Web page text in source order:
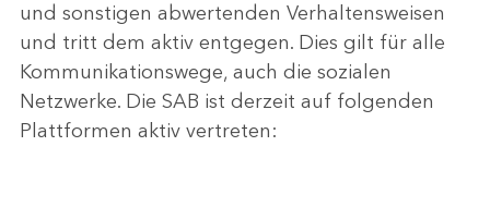
und sonstigen abwertenden Verhaltensweisen
und tritt dem aktiv entgegen. Dies gilt für alle
Kommunikationswege, auch die sozialen
Netzwerke. Die SAB ist derzeit auf folgenden
Plattformen aktiv vertreten: